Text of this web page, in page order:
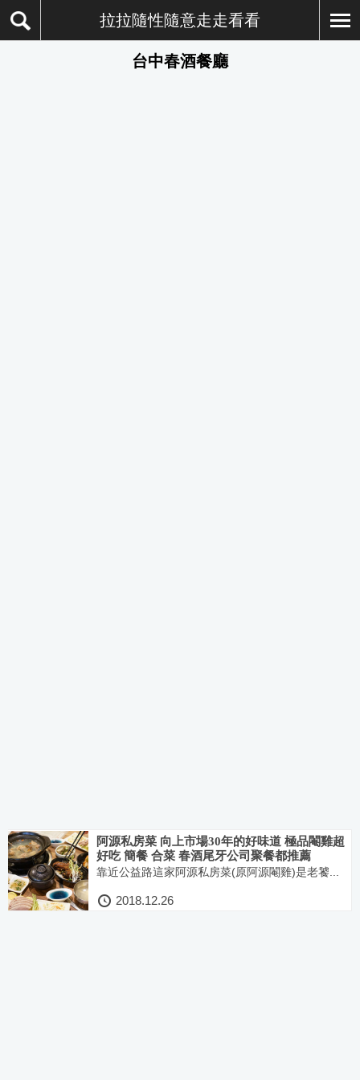
拉拉隨性隨意走走看看
台中春酒餐廳
阿源私房菜 向上市場30年的好味道 極品閹雞超
好吃 簡餐 合菜 春酒尾牙公司聚餐都推薦
靠近公益路這家阿源私房菜(原阿源閹雞)是老饕...
2018.12.26